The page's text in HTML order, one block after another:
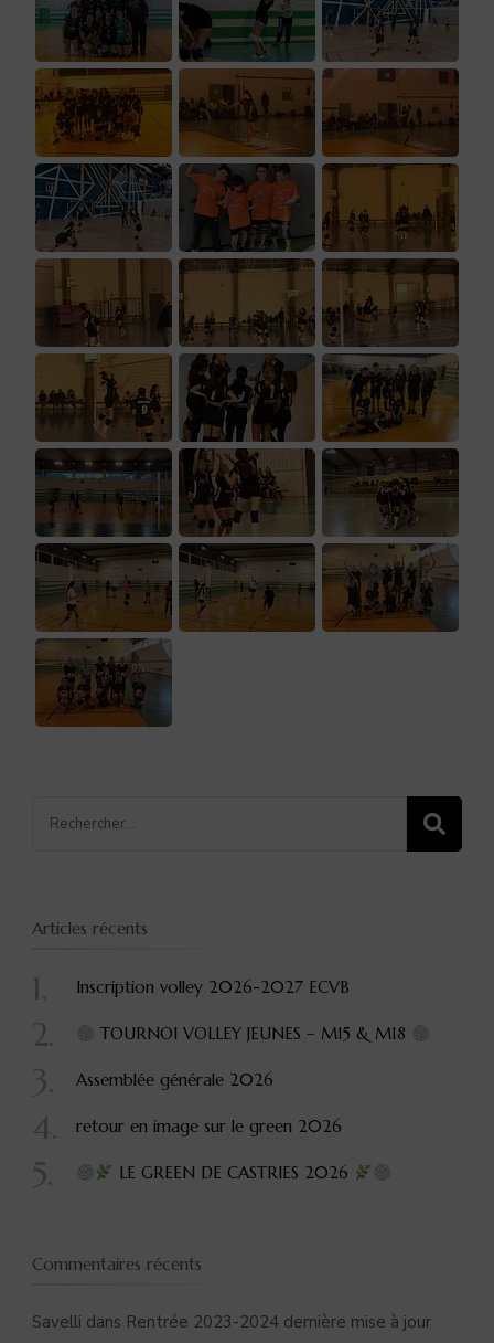
Articles récents
Inscription volley 2026-2027 ECVB
TOURNOI VOLLEY JEUNES – M15 & M18
Assemblée générale 2026
retour en image sur le green 2026
LE GREEN DE CASTRIES 2026
Commentaires récents
Savelli dans Rentrée 2023-2024 dernière mise à jour